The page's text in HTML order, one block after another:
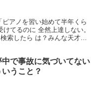
アノを習い始めて半年くら
てるのに 全然上達しない。
索したら は？みんな天才な
中で事故に気づいてない
うこと？